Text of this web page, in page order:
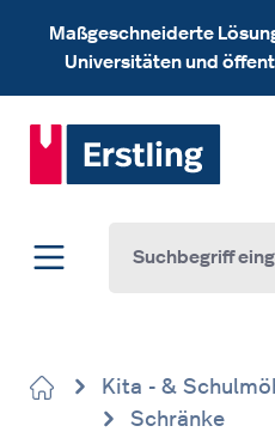
Zum Hauptinhalt springen
Maßgeschneiderte
Universitäten und
Kita - &
Schränke